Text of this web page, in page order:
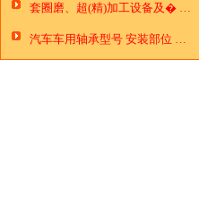
套圈磨、超(精)加工设备及� …
汽车车用轴承型号 安装部位 …